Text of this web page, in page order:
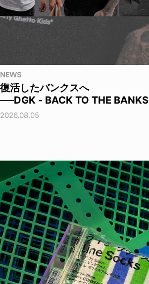
NEWS
復活したバンクスへ
──DGK - BACK TO THE BANKS
2026.08.05